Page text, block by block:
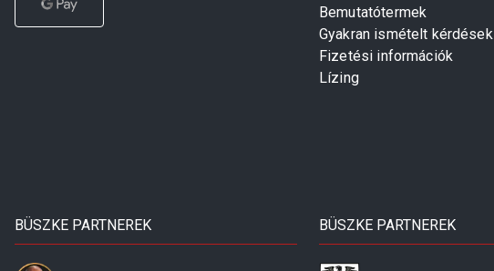
Bemutatótermek
Gyakran ismételt kérdések
Fizetési információk
Lízing
BÜSZKE PARTNEREK BÜSZKE PARTNEREK